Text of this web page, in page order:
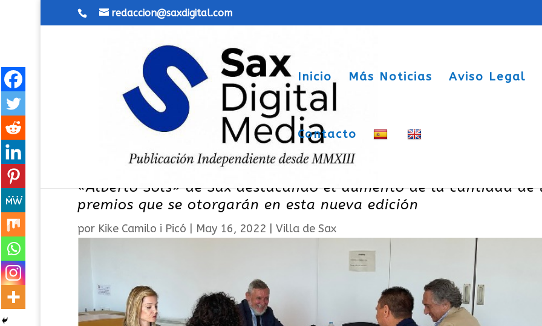
redaccion@saxdigital.com
Inicio Más Noticias Aviso Legal
Contacto
Se inician los trámites de la XIX Convocatoria de los Premios
«Alberto Sols» de Sax destacando el aumento de la cantidad de
premios que se otorgarán en esta nueva edición
por Kike Camilo i Picó May 16, 2022 Villa de Sax